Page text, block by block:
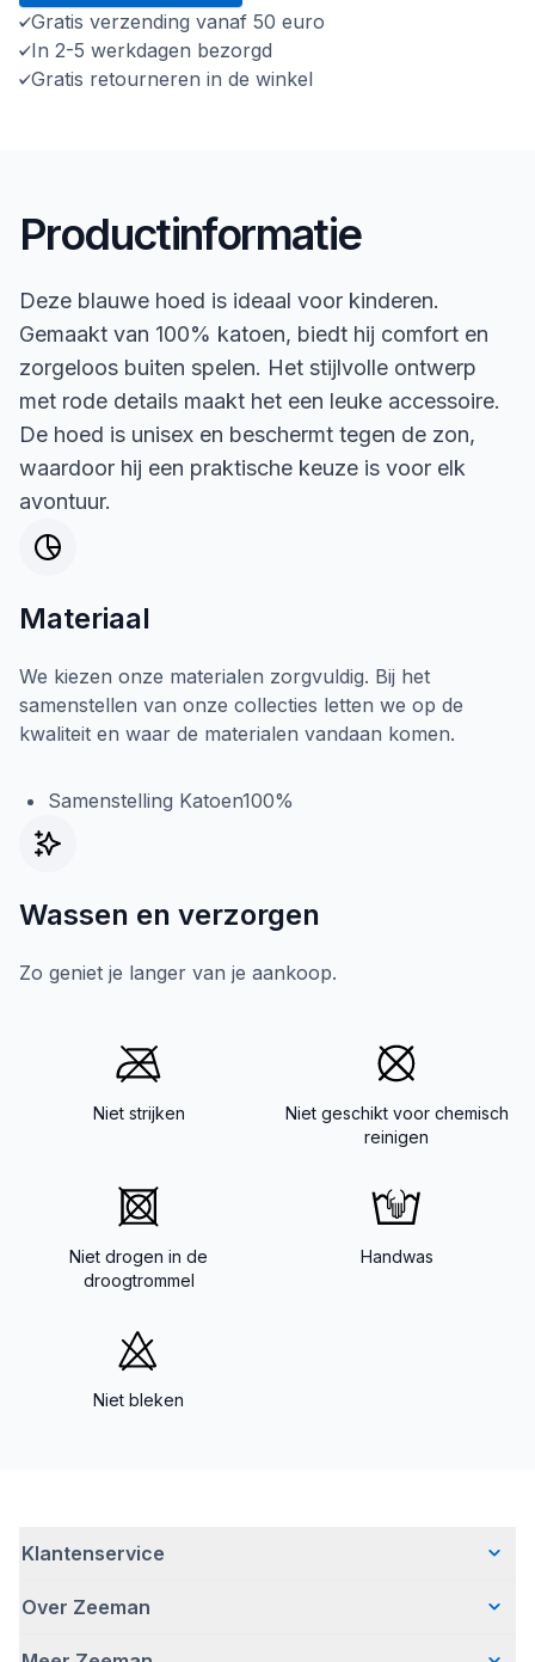
Gratis verzending vanaf 50 euro
In 2-5 werkdagen bezorgd
Gratis retourneren in de winkel
Productinformatie
Deze blauwe hoed is ideaal voor kinderen.
Gemaakt van 100% katoen, biedt hij comfort en
zorgeloos buiten spelen. Het stijlvolle ontwerp
met rode details maakt het een leuke accessoire.
De hoed is unisex en beschermt tegen de zon,
waardoor hij een praktische keuze is voor elk
avontuur.
Materiaal
We kiezen onze materialen zorgvuldig. Bij het
samenstellen van onze collecties letten we op de
kwaliteit en waar de materialen vandaan komen.
Samenstelling Katoen100%
Wassen en verzorgen
Zo geniet je langer van je aankoop.
Niet strijken
Niet geschikt voor chemisch
reinigen
Niet drogen in de
droogtrommel
Handwas
Niet bleken
Klantenservice
Veelgestelde vragen
Over Zeeman